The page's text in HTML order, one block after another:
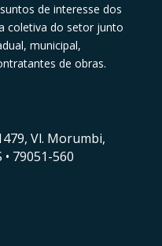
de interesse dos
coletiva do setor junto
municipal,
de obras.
Vl. Morumbi,
79051-560